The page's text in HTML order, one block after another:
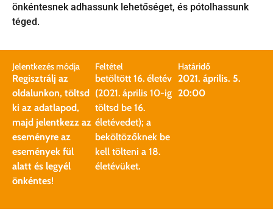
önkéntesnek adhassunk lehetőséget, és pótolhassunk
téged.
Jelentkezés módja
Regisztrálj az
oldalunkon, töltsd
ki az adatlapod,
majd jelentkezz az
eseményre az
események fül
alatt és legyél
önkéntes!
Feltétel
betöltött 16. életév
(2021. április 10-ig
töltsd be 16.
életévedet); a
beköltözőknek be
kell tölteni a 18.
életévüket.
Határidő
2021. április. 5.
20:00